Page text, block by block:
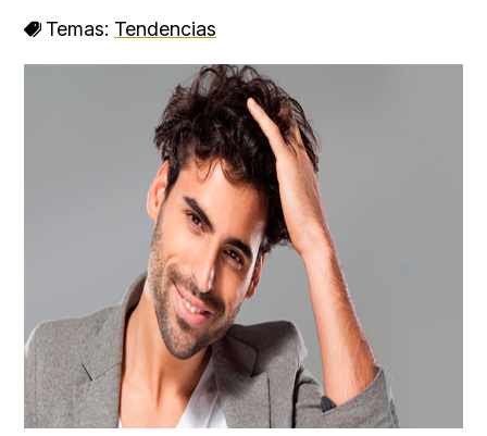
Temas: Tendencias